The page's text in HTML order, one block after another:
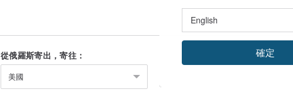
從俄羅斯寄出，寄往：
美國
確定